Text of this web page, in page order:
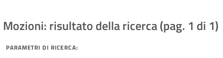
Mozioni: risultato della ricerca (pag. 1 di 1)
PARAMETRI DI RICERCA: